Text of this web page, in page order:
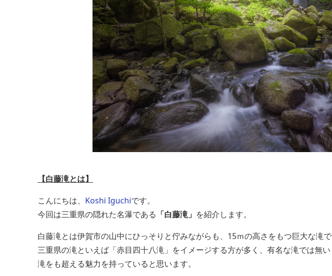
【白藤滝とは】
こんにちは、 Koshi Iguchiです。
今回は三重県の隠れた名瀑である 「白藤滝」 を紹介します。
白藤滝とは伊賀市の山中にひっそりと佇みながらも、15ｍの高さをもつ巨大な滝で
三重県の滝といえば「赤目四十八滝」をイメージする方が多く、有名な滝では無
滝をも超える魅力を持っていると思います。